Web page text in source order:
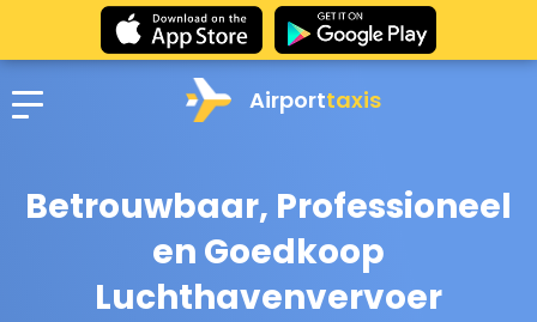
Airporttaxis
Betrouwbaar, Professioneel
en Goedkoop
Luchthavenvervoer